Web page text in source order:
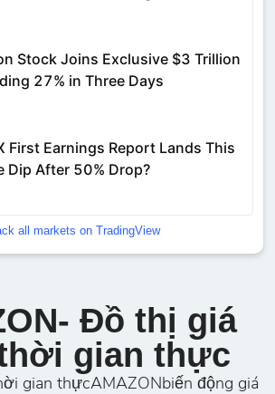
all markets on TradingView
Đồ thị giá
gian thực
gian thựcAMAZONbiến động giá